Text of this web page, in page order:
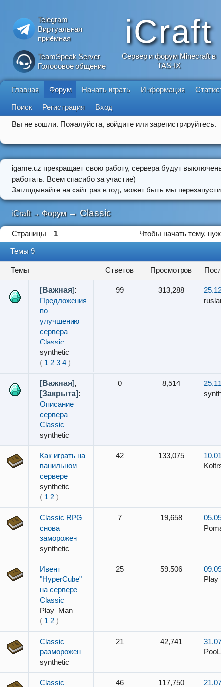
Telegram
Виртуальная
приёмная
TeamSpeak Server
Голосовое общение
iCraft
Сервер и форум Minecraft в
TAS-IX
Главная Форум Начать играть Информация
Поиск Регистрация Вход
Вы не вошли. Пожалуйста, войдите или зарегистрируйтесь.
igame.uz прекращает свою работу, сервера будут
работать. Всем спасибо за участие)
Заглядывайте на сайт раз в год, может быть мы
iCraft → Форум → Classic
Страницы 1 Чтобы начать тему,
Темы 9
Темы ответов просмотров
[Важная]:
Предложения
по
улучшению
сервера
Classic
synthetic
( 1 2 3 4)
99 313,288
[Важная],
[Закрыта]:
Описание
сервера
Classic
synthetic
0 8,514
Как играть на
ванильном
сервере
synthetic
( 1 2)
42 133,075
Classic RPG
снова
заморожен
synthetic
7 19,658
Ивент
"HyperCube"
на сервере
Classic
Play_Man
( 1 2)
25 59,506
Classic
разморожен
synthetic
21 42,741
PooL
Classic
46 117,750